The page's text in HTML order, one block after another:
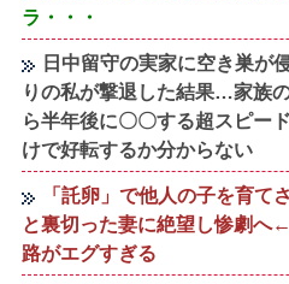
ラ・・・
日中留守の実家に空き巣が
りの私が撃退した結果…家族
ら半年後に〇〇する超スピー
けで好転するか分からない
「託卵」で他人の子を育
と裏切った妻に絶望し惨劇へ
路がエグすぎる